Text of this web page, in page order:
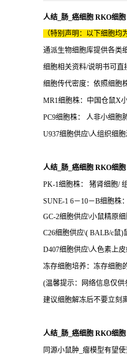
人结_肠_癌细胞 RKO细
（特别声明：以下细胞均
通派生物细胞库提供各类
细胞相关资料/说明书可直
细胞传代密度：依照细胞
MR1细胞株：中国仓鼠X
PC9细胞株： 人非小细胞
U937细胞供应\人组织细
人结_肠_癌细胞 RKO细
PK-1细胞株： 猪肾细胞/
SUNE-1 6－10－B细胞株
GC-2细胞供应\小鼠精原
C26细胞供应\( BALB/c鼠)
D407细胞供应\人色素上
冻存细胞培养：冻存细胞
(温馨提示：网络信息仅
建议细胞解冻后不要立刻
人结_肠_癌细胞 RKO细
同源小鼠肿_瘤模型有望